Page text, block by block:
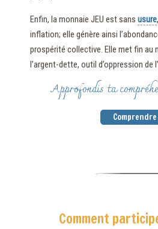
Enfin, la monnaie JEU est sans usure
inflation; elle génère ainsi
prospérité collective. Elle met fin au
l’argent-dette, outil d’oppression de
Approfondis ta
Comprendre
Comment